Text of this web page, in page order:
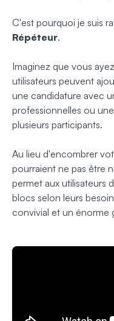
C'est pourquoi je suis
Répéteur.
Imaginez que vous
utilisateurs peuvent
une candidature avec
professionnelles ou
plusieurs participants.
Au lieu d'encombrer
pourraient ne pas être
permet aux utilisateurs
blocs selon leurs
convivial et un énorme